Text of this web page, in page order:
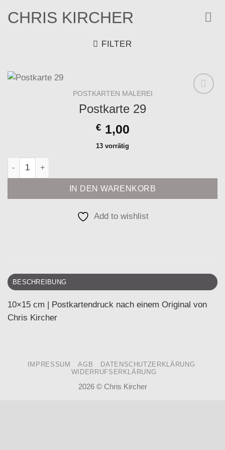
InhaltCHRIS KIRCHER
FILTER
POSTKARTEN MALEREI
Postkarte 29
€ 1,00
13 vorrätig
Postkarte 29 Menge
IN DEN WARENKORB
Add to wishlist
BESCHREIBUNG
10×15 cm | Postkartendruck nach einem Original von
Chris Kircher
IMPRESSUM AGB
DATENSCHUTZERKLÄRUNG
WIDERRUFSERKLÄRUNG
2026 © Chris Kircher